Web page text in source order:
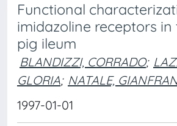
Functional
imidazoline receptors
pig ileum
BLANDIZZI, CORRADO;
GLORIA; NATALE,
1997-01-01